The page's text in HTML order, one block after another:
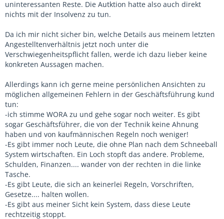
uninteressanten Reste. Die Autktion hatte also auch direkt
nichts mit der Insolvenz zu tun.
Da ich mir nicht sicher bin, welche Details aus meinem letzten
Angestelltenverhältnis jetzt noch unter die
Verschwiegenheitspflicht fallen, werde ich dazu lieber keine
konkreten Aussagen machen.
Allerdings kann ich gerne meine persönlichen Ansichten zu
möglichen allgemeinen Fehlern in der Geschäftsführung kund
tun:
-ich stimme WORA zu und gehe sogar noch weiter. Es gibt
sogar Geschäftsführer, die von der Technik keine Ahnung
haben und von kaufmännischen Regeln noch weniger!
-Es gibt immer noch Leute, die ohne Plan nach dem Schneeball
System wirtschaften. Ein Loch stopft das andere. Probleme,
Schulden, Finanzen.... wander von der rechten in die linke
Tasche.
-Es gibt Leute, die sich an keinerlei Regeln, Vorschriften,
Gesetze.... halten wollen.
-Es gibt aus meiner Sicht kein System, dass diese Leute
rechtzeitig stoppt.